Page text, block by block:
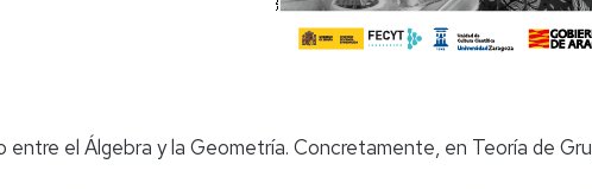
entre el Álgebra y la Geometría. Concretamente, en Teoría de